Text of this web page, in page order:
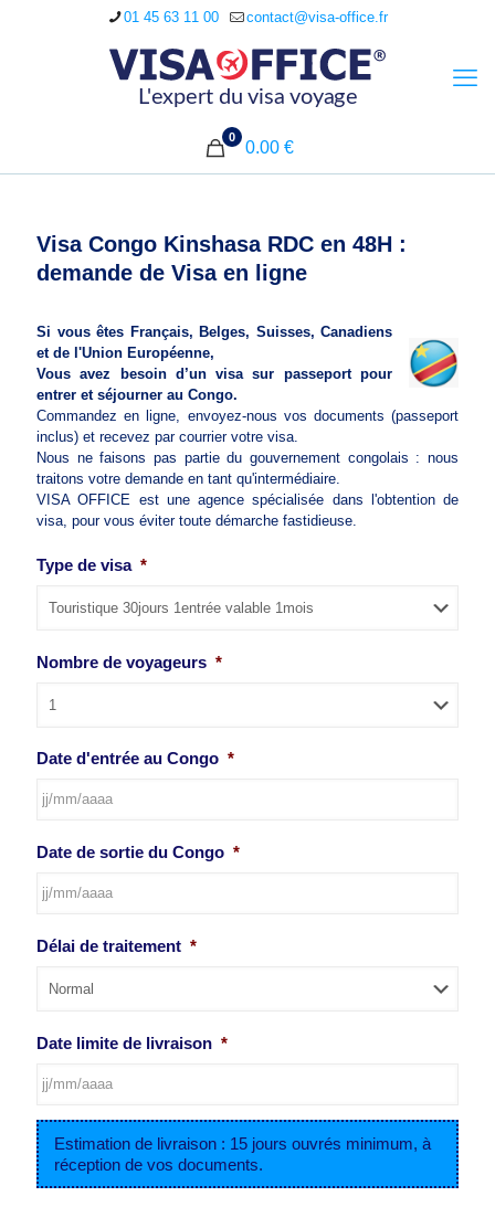
01 45 63 11 00 contact@visa-office.fr
0
0.00 €
Visa Congo Kinshasa RDC en 48H :
demande de Visa en ligne
Si vous êtes Français, Belges, Suisses, Canadiens
et de l'Union Européenne,
Vous avez besoin d’un visa sur passeport pour
entrer et séjourner au Congo.
Commandez en ligne, envoyez-nous vos documents (passeport
inclus) et recevez par courrier votre visa.
Nous ne faisons pas partie du gouvernement congolais : nous
traitons votre demande en tant qu'intermédiaire.
VISA OFFICE est une agence spécialisée dans l'obtention de
visa, pour vous éviter toute démarche fastidieuse.
Type de visa *
Nombre de voyageurs *
Date d'entrée au Congo *
slash
MM
slash
Date de sortie du Congo *
slash
slash
Délai de traitement *
Date limite de livraison *
JJ
slash
MM
slash
Estimation de livraison : 15 jours ouvrés minimum, à
réception de vos documents.